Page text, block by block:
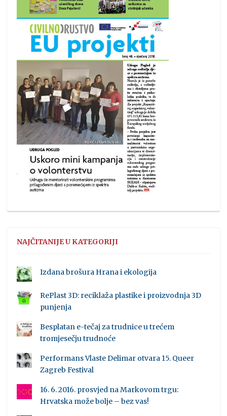
NAJČITANIJE U KATEGORIJI
Izdana brošura Hrana i ekologija
RePlast 3D: reciklaža plastike i proizvodnja 3D
punjenja
Besplatan e-tečaj za trudnice u trećem
tromjesečju trudnoće
Performans Vlaste Delimar otvara 15. Queer
Zagreb Festival
16. 6. 2016. prosvjed na Markovom trgu:
Hrvatska može bolje – bez vas!